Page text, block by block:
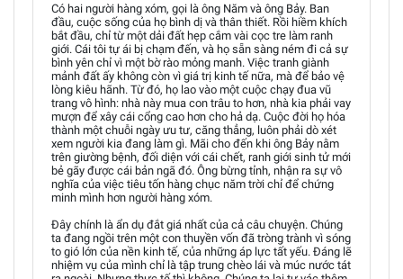
Có hai người hàng xóm, gọi là ông Năm và ông Bảy. Ban
đầu, cuộc sống của họ bình dị và thân thiết. Rồi hiềm khích
bắt đầu, chỉ từ một dải đất hẹp cắm vài cọc tre làm ranh
giới. Cái tôi tự ái bị chạm đến, và họ sẵn sàng ném đi cả sự
bình yên chỉ vì một bờ rào mỏng manh. Việc tranh giành
mảnh đất ấy không còn vì giá trị kinh tế nữa, mà để bảo vệ
lòng kiêu hãnh. Từ đó, họ lao vào một cuộc chạy đua vũ
trang vô hình: nhà này mua con trâu to hơn, nhà kia phải vay
mượn để xây cái cổng cao hơn cho hả dạ. Cuộc đời họ hóa
thành một chuỗi ngày ưu tư, căng thẳng, luôn phải dò xét
xem người kia đang làm gì. Mãi cho đến khi ông Bảy nằm
trên giường bệnh, đối diện với cái chết, ranh giới sinh tử mới
bẻ gãy được cái bản ngã đó. Ông bừng tỉnh, nhận ra sự vô
nghĩa của việc tiêu tốn hàng chục năm trời chỉ để chứng
minh mình hơn người hàng xóm.
Đây chính là ẩn dụ đắt giá nhất của cả câu chuyện. Chúng
ta đang ngồi trên một con thuyền vốn đã tròng trành vì sóng
to gió lớn của nền kinh tế, của những áp lực tất yếu. Đáng lẽ
nhiệm vụ của mình chỉ là tập trung chèo lái và múc nước tát